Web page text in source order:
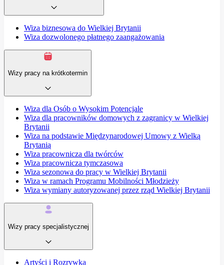
Wiza biznesowa do Wielkiej Brytanii
Wiza dozwolonego płatnego zaangażowania
Wizy pracy na krótkotermin
Wiza dla Osób o Wysokim Potencjale
Wiza dla pracowników domowych z zagranicy w Wielkiej
Brytanii
Wiza na podstawie Międzynarodowej Umowy z Wielką
Brytanią
Wiza pracownicza dla twórców
Wiza pracownicza tymczasowa
Wiza sezonowa do pracy w Wielkiej Brytanii
Wiza w ramach Programu Mobilności Młodzieży
Wiza wymiany autoryzowanej przez rząd Wielkiej Brytanii
Wizy pracy specjalistycznej
Artyści i Rozrywka